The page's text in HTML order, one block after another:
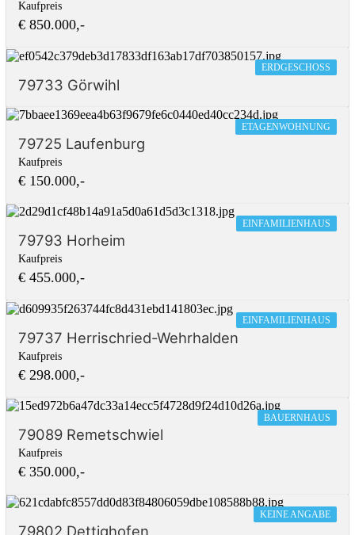
Kaufpreis
€ 850.000,-
ERDGESCHOSS
79733 Görwihl
ETAGENWOHNUNG
79725 Laufenburg
Kaufpreis
€ 150.000,-
EINFAMILIENHAUS
79793 Horheim
Kaufpreis
€ 455.000,-
EINFAMILIENHAUS
79737 Herrischried-Wehrhalden
Kaufpreis
€ 298.000,-
BAUERNHAUS
79089 Remetschwiel
Kaufpreis
€ 350.000,-
KEINE ANGABE
79802 Dettighofen